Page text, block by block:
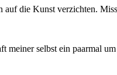
die Kunst verzichten.
meiner selbst ein paarmal um